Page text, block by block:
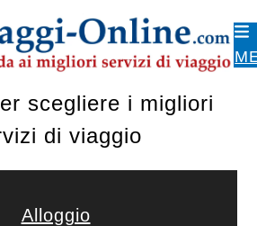
scegliere i migliori
di viaggio
Alloggio